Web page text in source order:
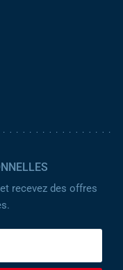
recevez des offres